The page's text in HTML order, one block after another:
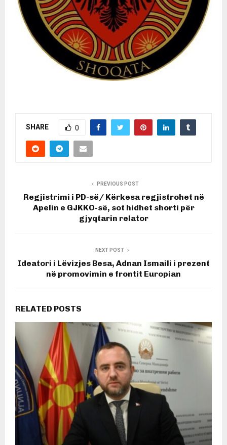
SHARE 0
PREVIOUS POST
Regjistrimi i PD-së/ Kërkesa regjistrohet në
Apelin e GJKKO-së, sot hidhet shorti për
gjyqtarin relator
NEXT POST
Ideatori i Lëvizjes Besa, Adnan Ismaili i prezent
në promovimin e frontit Europian
RELATED POSTS